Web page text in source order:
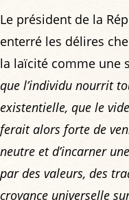
Le président de la
enterré les délires
la laïcité comme une
que l’individu nourrit
existentielle, que le
ferait alors forte de
neutre et d’incarner
par des valeurs, des
croyance universelle